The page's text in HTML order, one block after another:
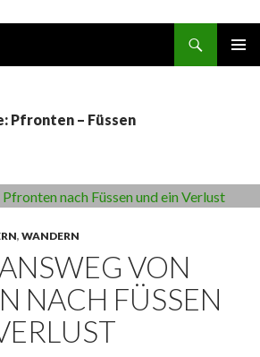
Pfronten – Füssen
, WANDERN
VON
NACH FÜSSEN